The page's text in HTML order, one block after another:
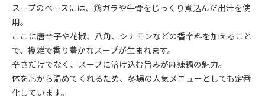
スープのベースには、鶏ガラや牛骨をじっくり煮込んだ出汁を使
用。
ここに唐辛子や花椒、八角、シナモンなどの香辛料を加えること
で、複雑で香り豊かなスープが生まれます。
辛さだけでなく、スープに溶け込む旨みが麻辣鍋の魅力。
体を芯から温めてくれるため、冬場の人気メニューとしても定番
化しています。